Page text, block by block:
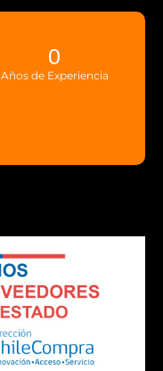
Años de Experiencia
0